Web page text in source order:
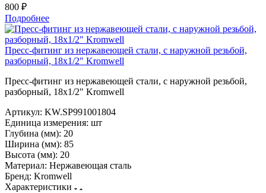
800 ₽
Подробнее
Пресс-фитинг из нержавеющей стали, с наружной резьбой,
разборный, 18х1/2" Kromwell
Пресс-фитинг из нержавеющей стали, с наружной резьбой,
разборный, 18х1/2" Kromwell
Артикул: KW.SP991001804
Единица измерения: шт
Глубина (мм): 20
Ширина (мм): 85
Высота (мм): 20
Материал: Нержавеющая сталь
Бренд: Kromwell
Характеристики